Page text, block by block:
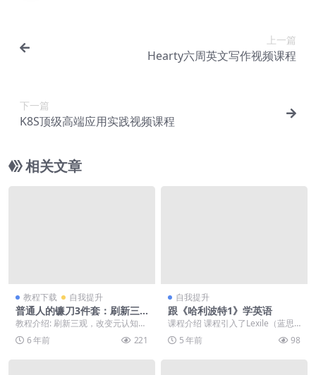
上一篇
Hearty六周英文写作视频课程
下一篇
K8S顶级高端应用实践视频课程
相关文章
教程下载 自我提升
普通人的镰刀3件套：刷新三
观
教程介绍: 刷新三观，改变元认知，
掌握阶级跃迁的三把镰刀：认知，
沟通，销售。在张...
6 年前 221
自我提升
跟《哈利波特1》学英语
课程介绍 课程引入了Lexile（蓝思
指数），相当于衡量美国学生阅读
能力的“国标...
5 年前 98